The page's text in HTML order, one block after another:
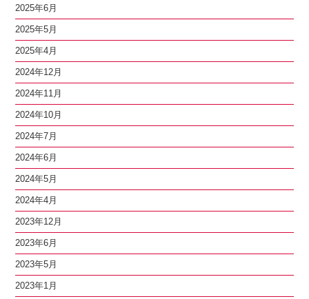
2025年6月
2025年5月
2025年4月
2024年12月
2024年11月
2024年10月
2024年7月
2024年6月
2024年5月
2024年4月
2023年12月
2023年6月
2023年5月
2023年1月